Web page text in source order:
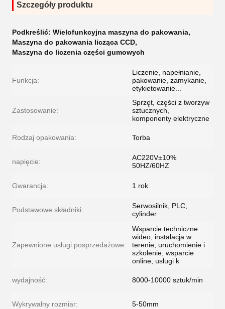
Szczegóły produktu
Podkreślić: Wielofunkcyjna maszyna do pakowania,
Maszyna do pakowania licząca CCD,
Maszyna do liczenia części gumowych
Funkcja:
Liczenie, napełnianie,
pakowanie, zamykanie,
etykietowanie...
Zastosowanie:
Sprzęt, części z tworzyw
sztucznych,
komponenty elektryczne
Rodzaj opakowania: Torba
napięcie:
AC220V±10%
50HZ/60HZ
Gwarancja: 1 rok
Podstawowe składniki:
Serwosilnik, PLC,
cylinder
Zapewnione usługi posprzedażowe:
Wsparcie techniczne
wideo, instalacja w
terenie, uruchomienie i
szkolenie, wsparcie
online, usługi k
wydajność: 8000-10000 sztuk/min
Wykrywalny rozmiar: 5-50mm